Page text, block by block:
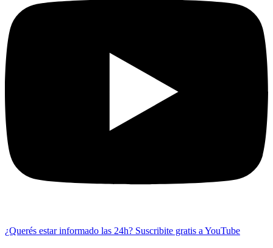
¿Querés estar informado las 24h? Suscribite gratis a YouTube